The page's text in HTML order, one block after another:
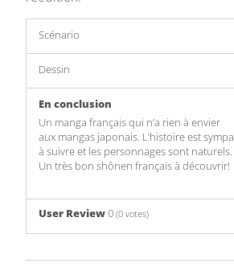
Scénario
Dessin
En conclusion
Un manga français qui n’a rien à envier
aux mangas japonais. L’histoire est sympa
à suivre et les personnages sont naturels.
Un très bon shônen français à découvrir!
User Review0 (0 votes)